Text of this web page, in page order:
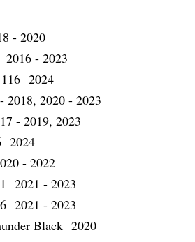
- 2020
- 2023
2024
2020 - 2023
- 2019, 2023
2024
- 2022
2021 - 2023
2021 - 2023
Black 2020